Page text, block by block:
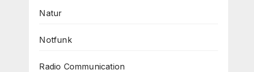
Natur
Notfunk
Radio Communication